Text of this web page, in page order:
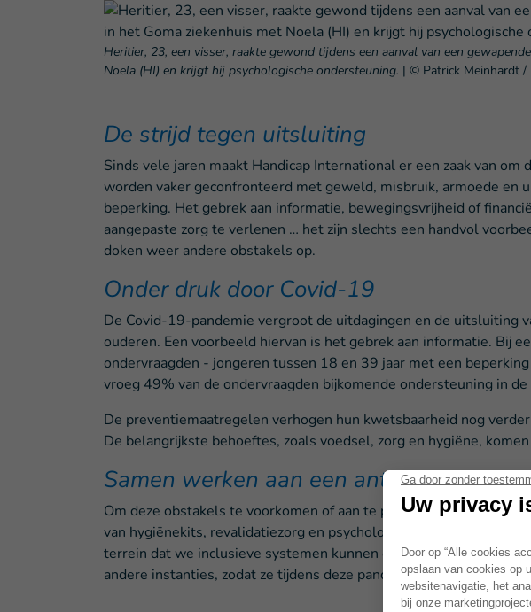
Heritier, 23, een visser, raakte gewond tijdens een aanval van een
Noela (HI) en krijgt hij psychologische ondersteuning. | © Patrick Meinhardt /
De strijd tegen uitsluiting
Sinds vele jaren maakt Handicap International er een zaak van
worden vaker geconfronteerd met geweld, misbruik, armoede en
beperking. Het gebrek aan informatie, bewegingsvrijheid of
aangepaste zorg te verlenen … het zijn slechts een handvol
doken weer andere obstakels op.
Onder druk door Covid-19
De Covid-19-pandemie vergroot de uitdagingen en de uitsluiting
ouderen. Een voorbeeld hiervan is het gebrek aan informatie. Bij
ondervraagden - jongeren tussen 18 en 39 jaar met een
vroeg 49% van de ondervraagden bijkomende ondersteuning in
De preventiemaatregelen verhogen hun kwetsbaarheid nog
De belangrijkste behoeftes, zoals voedsel, zorg en hygiëne,
Samen werken aan een antwoord
Om deze obstakels te voorkomen of aan te pakken, reikt
van hygiënekits, revalidatiezorg en psychologische
terrein dat we inclusieve systemen kunnen ontplooien. Handicap
andere instanties, zodat ze tijdens deze pandemie rekening